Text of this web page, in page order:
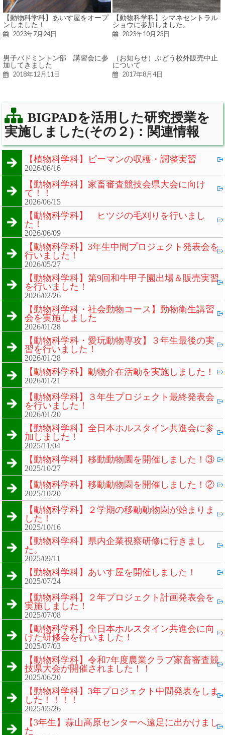
【動物科学科】あいす屋をオープ
ンしました！
2023年7月24日
【動物科学科】シマネセントラル
ショウに参加しました。
2023年10月23日
男子バドミントン部 講習会に参
加してきました
2018年12月11日
（お知らせ）ぶどう校外販売中止
について
2017年8月4日
BIGPADを活用した研究授業を
実施しました(その２)：関連情報
【植物科学科】ピーマンの収穫・調整実習
2026/06/16
【動物科学科】家畜審査競技会県大会に向け
て！！
2026/06/15
【動物科学科】 ヒツジの毛刈りを行いまし
た！
2026/06/09
【動物科学科】3年生中間プロジェクト発表会を
行いました！
2026/05/27
【動物科学科】第9回和牛甲子園出場＆販売実習
を行いました！
2026/02/26
【動物科学科・社会動物コース】動物衛生講習
会を実施しました
2026/01/28
【動物科学科・愛玩動物専攻】３年生最後の実
習を行いました！
2026/01/28
【動物科学科】動物介在活動を実施しました！
2026/01/21
【動物科学科】３年生プロジェクト最終発表会
を行いました！
2026/01/20
【動物科学科】全日本ホルスタイン共進会に参
加しました！
2025/11/04
【動物科学科】移動動物園を開催しました！③
2025/10/27
【動物科学科】移動動物園を開催しました！②
2025/10/20
【動物科学科】２学期の移動動物園が始まりま
した！
2025/10/16
【動物科学科】県内企業視察研修に行きまし
た。
2025/09/11
【動物科学科】あいす屋を開催しました！
2025/07/24
【動物科学科】２年プロジェクト計画発表会を
実施しました！
2025/07/08
【動物科学科】全日本ホルスタイン共進会に向
けた研修会を行いました！
2025/07/03
【動物科学科】令和7年度農業クラブ家畜審査競
技県大会が開催されました！！
2025/06/20
【動物科学科】3年プロジェクト中間発表をしま
した！！！！
2025/05/26
【3年生】蒜山高原センターへ遠足に出かけまし
た